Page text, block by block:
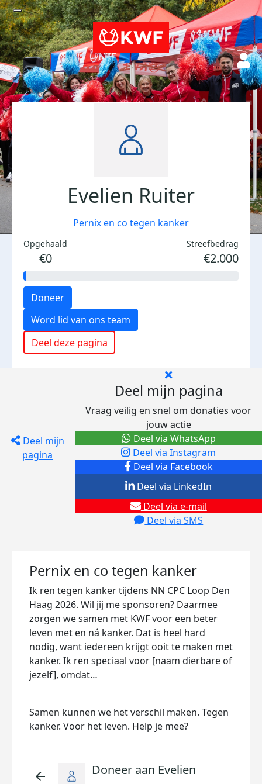
Evelien Ruiter
Pernix en co tegen kanker
Opgehaald
€0
Streefbedrag
€2.000
Doneer
Word lid van ons team
Deel deze pagina
Deel mijn
pagina
Deel mijn pagina
Vraag veilig en snel om donaties voor
jouw actie
Deel via Facebook
Deel via Instagram
Deel via e-mail
Deel via SMS
Deel via LinkedIn
Deel via WhatsApp
Pernix en co tegen kanker
Ik ren tegen kanker tijdens NN CPC Loop Den
Haag 2026. Wil jij me sponsoren? Daarmee
zorgen we samen met KWF voor een beter
leven met en ná kanker. Dat is heel hard
nodig, want iedereen krijgt ooit te maken met
kanker. Ik ren speciaal voor [naam dierbare of
jezelf], omdat…
Samen kunnen we het verschil maken. Tegen
kanker. Voor het leven. Help je mee?
arrow_back Doneer aan Evelien